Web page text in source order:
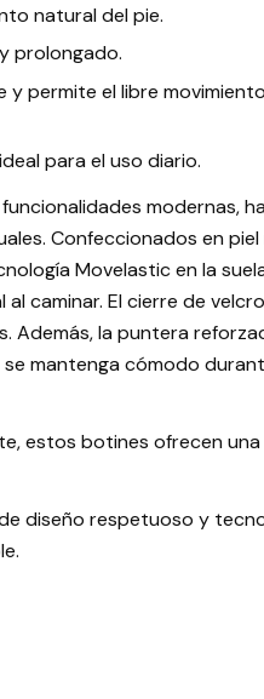
natural del pie.
prolongado.
y permite el libre
para el uso diario.
modernas,
Confeccionados en piel
Movelastic en la
caminar. El cierre de velcro
Además, la puntera
mantenga cómodo
estos botines ofrecen una
diseño respetuoso y